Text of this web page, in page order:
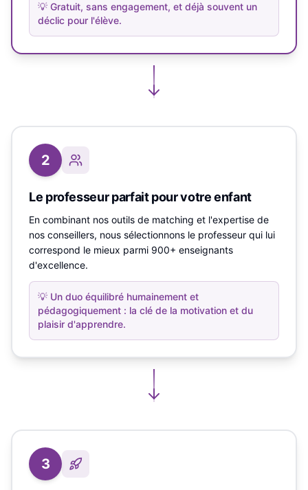
💡 Gratuit, sans engagement, et déjà souvent un
déclic pour l'élève.
2
Le professeur parfait pour votre enfant
En combinant nos outils de matching et l'expertise de
nos conseillers, nous sélectionnons le professeur qui lui
correspond le mieux parmi 900+ enseignants
d'excellence.
💡 Un duo équilibré humainement et
pédagogiquement : la clé de la motivation et du
plaisir d'apprendre.
3